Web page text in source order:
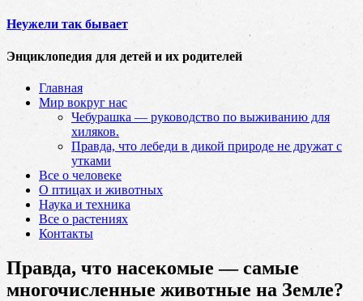
Неужели так бывает
Энциклопедия для детей и их родителей
Главная
Мир вокруг нас
Чебурашка — руководство по выживанию для
хиляков.
Правда, что лебеди в дикой природе не дружат с
утками
Все о человеке
О птицах и животных
Наука и техника
Все о растениях
Контакты
Правда, что насекомые — самые
многочисленные животные на Земле?